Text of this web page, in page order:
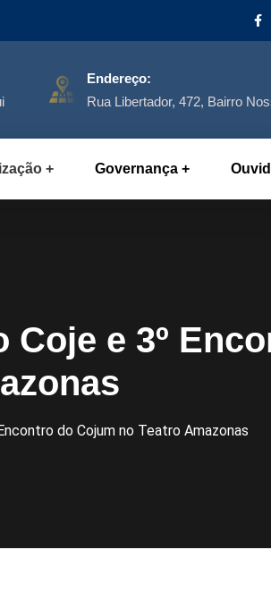
Endereço:
Rua Libertador, 472, Bairro
Governança
Coje e 3º
do Cojum no Teatro Amazonas